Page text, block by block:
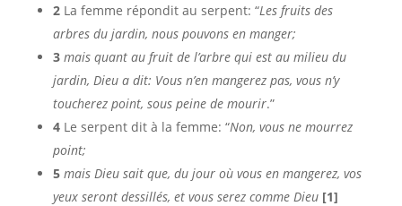
2La femme répondit au serpent: “Les fruits des
arbres du jardin, nous pouvons en manger;
3 mais quant au fruit de l’arbre qui est au milieu du
jardin, Dieu a dit: Vous n’en mangerez pas, vous n’y
toucherez point, sous peine de mourir.”
4Le serpent dit à la femme: “Non, vous ne mourrez
point;
5 mais Dieu sait que, du jour où vous en mangerez, vos
yeux seront dessillés, et vous serez comme Dieu [1]